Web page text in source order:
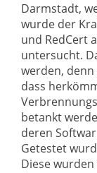
Darmstadt,
wurde der
und RedCert
untersucht.
werden,
dass
betankt
deren
Getestet
Diese